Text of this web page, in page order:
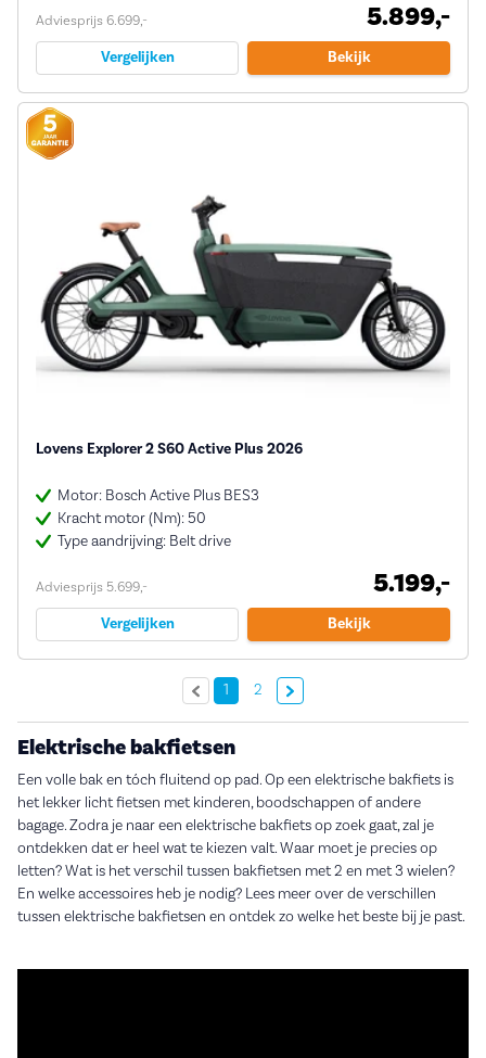
Adviesprijs 6.699,- 5.899,-
Vergelijken Bekijk
Lovens Explorer 2 S60 Active Plus 2026
Motor: Bosch Active Plus BES3
Kracht motor (Nm): 50
Type aandrijving: Belt drive
Adviesprijs 5.699,- 5.199,-
Vergelijken Bekijk
1 2 Volgende »
Elektrische bakfietsen
Een volle bak en tóch fluitend op pad. Op een elektrische bakfiets is
het lekker licht fietsen met kinderen, boodschappen of andere
bagage. Zodra je naar een elektrische bakfiets op zoek gaat, zal je
ontdekken dat er heel wat te kiezen valt. Waar moet je precies op
letten? Wat is het verschil tussen bakfietsen met 2 en met 3 wielen?
En welke accessoires heb je nodig? Lees meer over de verschillen
tussen elektrische bakfietsen en ontdek zo welke het beste bij je past.